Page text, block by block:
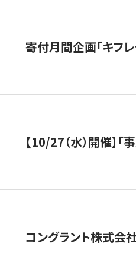
寄付月間企画「キフ
【10/27（水）開催】
コングラント株式会